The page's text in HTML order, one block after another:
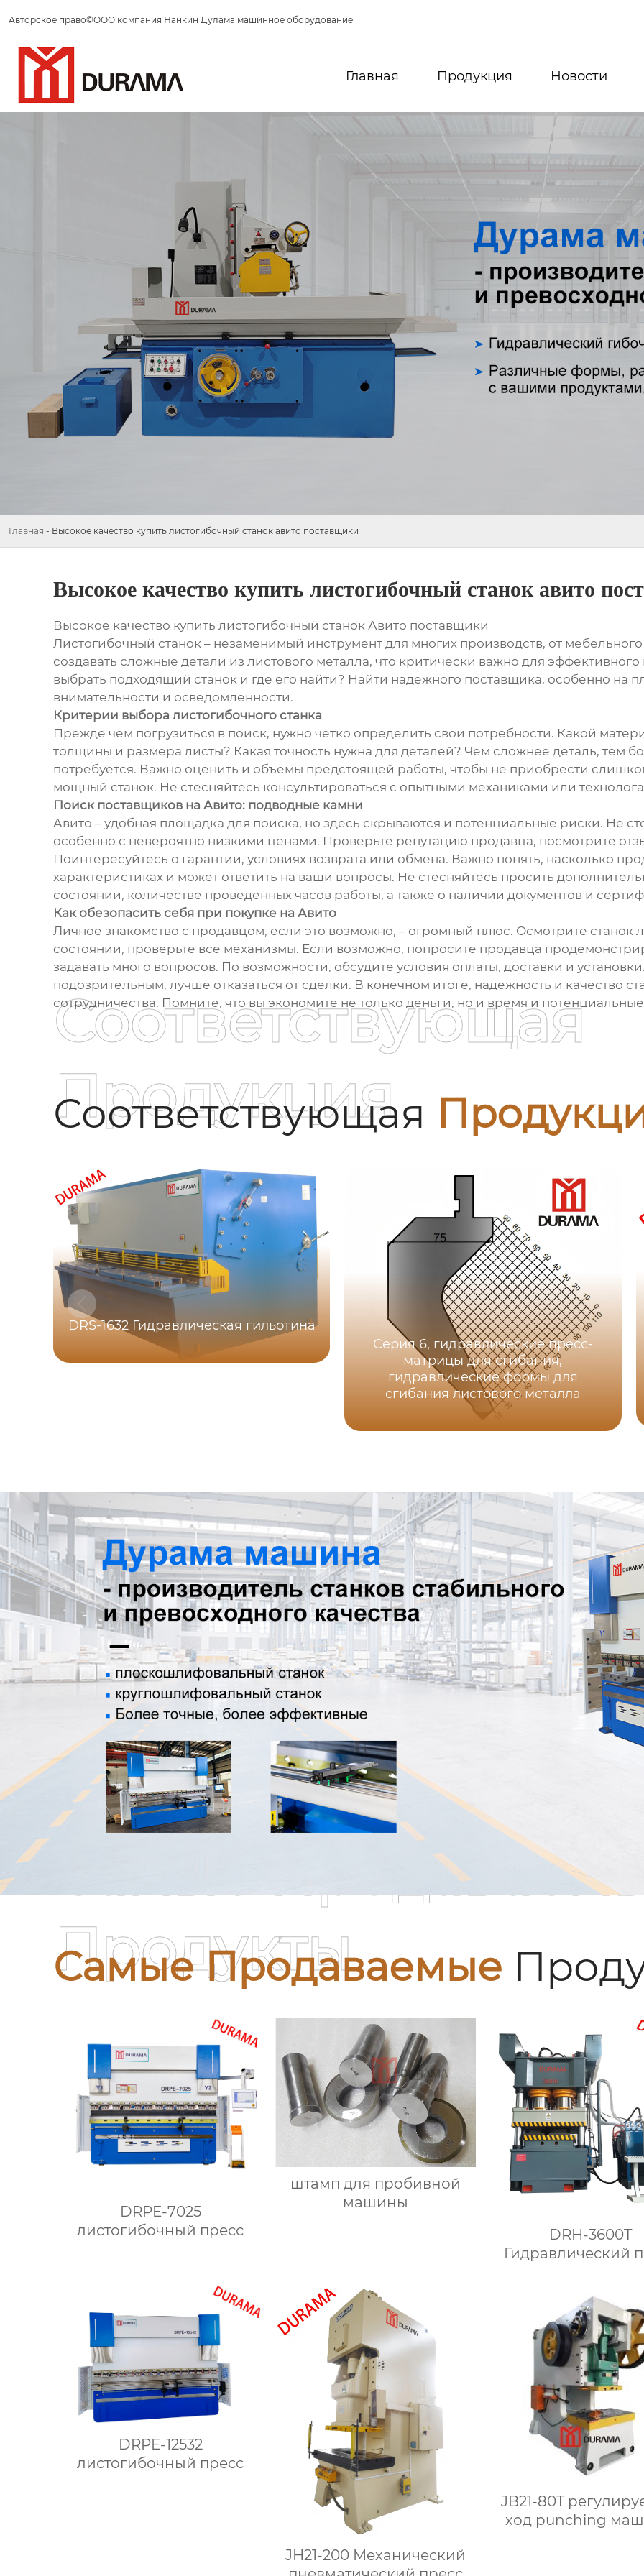
Авторское право©ООО компания Нанкин Дулама машинное оборудование
Главная Продукция Новости
Главная - Высокое качество купить листогибочный станок авито поставщики
Высокое качество купить листогибочный станок авито
Высокое качество купить листогибочный станок Авито поставщики
Листогибочный станок – незаменимый инструмент для многих производств, от
создавать сложные детали из листового металла, что критически важно для
выбрать подходящий станок и где его найти? Найти надежного поставщика, особенно на
внимательности и осведомленности.
Критерии выбора листогибочного станка
Прежде чем погрузиться в поиск, нужно четко определить свои потребности. Какой
толщины и размера листы? Какая точность нужна для деталей? Чем сложнее деталь, тем
потребуется. Важно оценить и объемы предстоящей работы, чтобы не приобрести
мощный станок. Не стесняйтесь консультироваться с опытными механиками или
Поиск поставщиков на Авито: подводные камни
Авито – удобная площадка для поиска, но здесь скрываются и потенциальные риски. Не
особенно с невероятно низкими ценами. Проверьте репутацию продавца, посмотрите
Поинтересуйтесь о гарантии, условиях возврата или обмена. Важно понять, насколько
характеристиках и может ответить на ваши вопросы. Не стесняйтесь просить
состоянии, количестве проведенных часов работы, а также о наличии документов и
Как обезопасить себя при покупке на Авито
Личное знакомство с продавцом, если это возможно, – огромный плюс. Осмотрите станок
состоянии, проверьте все механизмы. Если возможно, попросите продавца
задавать много вопросов. По возможности, обсудите условия оплаты, доставки и
подозрительным, лучше отказаться от сделки. В конечном итоге, надежность и качество
сотрудничества. Помните, что вы экономите не только деньги, но и время и
Соответствующая
Соответствующая
Продукция
DRS-1632 Гидравлическая гильотина
Серия 6, гидравлические пресс-
матрицы для сгибания,
гидравлические формы для
сгибания листового металла
Самые Продаваемые
Самые
Продукты
DRPE-7025
листогибочный пресс
штамп для пробивной
машины
DRH-3600T
Гидравлический
DRPE-12532
листогибочный пресс
JH21-200 Механический
JB21-80T регулируемый
ход punching